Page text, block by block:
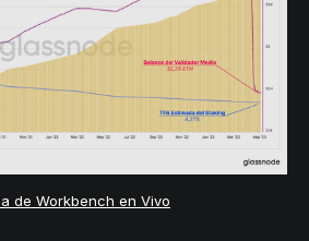
de Workbench en Vivo